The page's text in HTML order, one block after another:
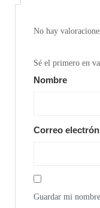
No hay
Sé el primero en
Nombre
Correo
Guardar mi